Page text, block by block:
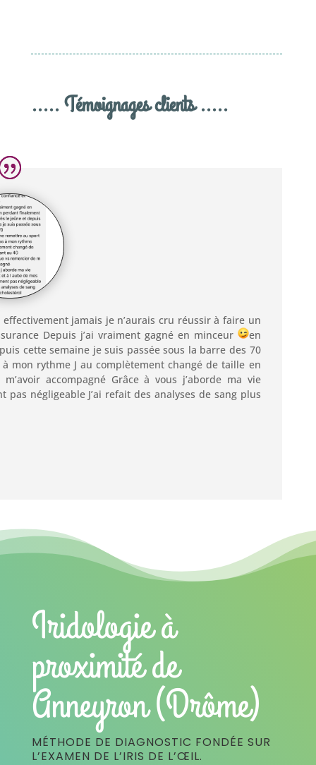
..... Témoignages clients .....
jamais je n’aurais cru réussir à faire un
Depuis j’ai vraiment gagné en minceur
en
cette semaine je suis passée sous la barre des 70
mon rythme J au complètement changé de taille en
accompagné Grâce à vous j’aborde ma vie
négligeable J’ai refait des analyses de sang plus
Iridologie à
proximité de
Anneyron (Drôme)
MÉTHODE DE DIAGNOSTIC FONDÉE SUR
L’EXAMEN DE L’IRIS DE L’ŒIL.